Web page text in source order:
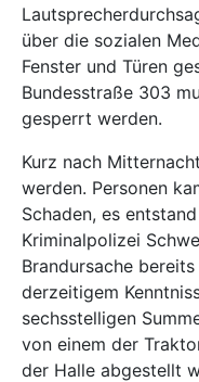
über die sozialen
Fenster und Türen
Bundesstraße 303
gesperrt werden.
Kurz nach
werden. Personen
Schaden, es
Kriminalpolizei
Brandursache
derzeitigem
sechsstelligen
von einem der
der Halle abgestellt